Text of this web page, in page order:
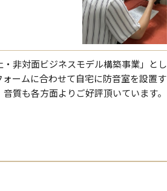
非対面ビジネスモデル構築事業」とし
ームに合わせて自宅に防音室を設置す
質も各方面よりご好評頂いています。